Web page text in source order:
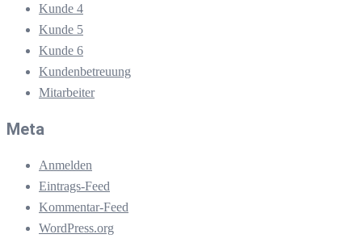
Kunde 4
Kunde 5
Kunde 6
Kundenbetreuung
Mitarbeiter
Meta
Anmelden
Eintrags-Feed
Kommentar-Feed
WordPress.org